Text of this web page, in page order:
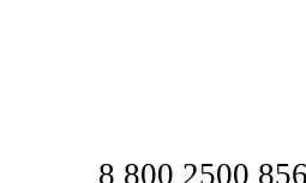
8 800 2500